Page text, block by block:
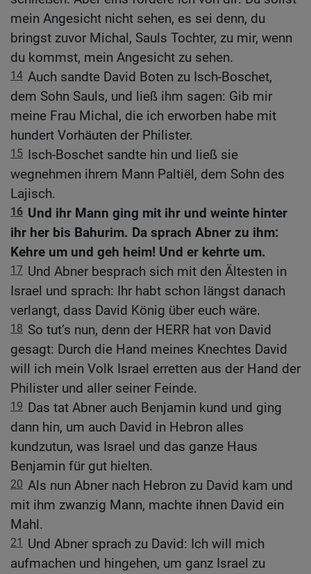
mein Angesicht nicht sehen, es sei denn, du
bringst zuvor Michal, Sauls Tochter, zu mir, wenn
du kommst, mein Angesicht zu sehen.
14 Auch sandte David Boten zu Isch-Boschet,
dem Sohn Sauls, und ließ ihm sagen: Gib mir
meine Frau Michal, die ich erworben habe mit
hundert Vorhäuten der Philister.
15 Isch-Boschet sandte hin und ließ sie
wegnehmen ihrem Mann Paltiël, dem Sohn des
Lajisch.
16 Und ihr Mann ging mit ihr und weinte hinter
ihr her bis Bahurim. Da sprach Abner zu ihm:
Kehre um und geh heim! Und er kehrte um.
17 Und Abner besprach sich mit den Ältesten in
Israel und sprach: Ihr habt schon längst danach
verlangt, dass David König über euch wäre.
18 So tut’s nun, denn der HERR hat von David
gesagt: Durch die Hand meines Knechtes David
will ich mein Volk Israel erretten aus der Hand der
Philister und aller seiner Feinde.
19 Das tat Abner auch Benjamin kund und ging
dann hin, um auch David in Hebron alles
kundzutun, was Israel und das ganze Haus
Benjamin für gut hielten.
20 Als nun Abner nach Hebron zu David kam und
mit ihm zwanzig Mann, machte ihnen David ein
Mahl.
21
Und Abner sprach zu David: Ich will mich
aufmachen und hingehen, um ganz Israel zu